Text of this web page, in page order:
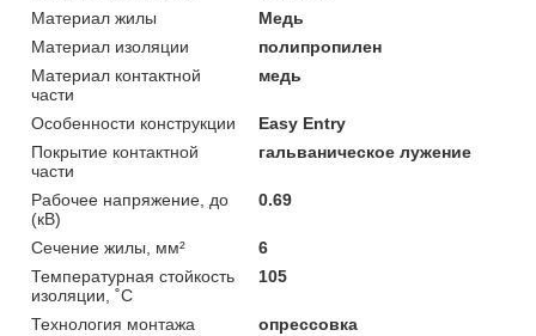
Материал жилы
Медь
Материал изоляции
полипропилен
Материал контактной
части
медь
Особенности конструкции
Easy Entry
Покрытие контактной
части
гальваническое лужение
Рабочее напряжение, до
(кВ)
0.69
Сечение жилы, мм²
6
Температурная стойкость
изоляции, ˚С
105
Технология монтажа
опрессовка